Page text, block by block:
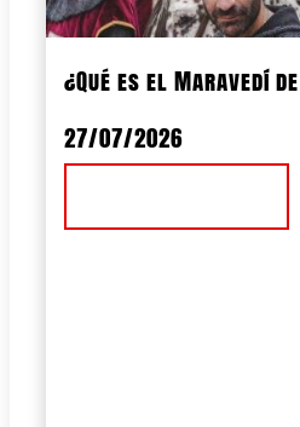
¿Qué es el Maravedí
27/07/2026